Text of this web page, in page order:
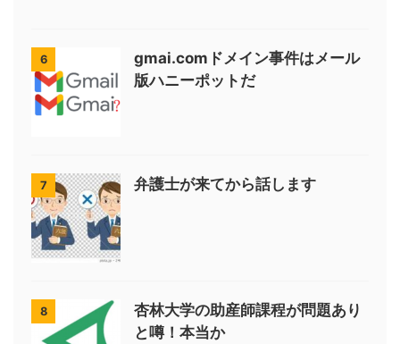
6
gmai.comドメイン事件はメール
版ハニーポットだ
7 弁護士が来てから話します
8
杏林大学の助産師課程が問題あり
と噂！本当か